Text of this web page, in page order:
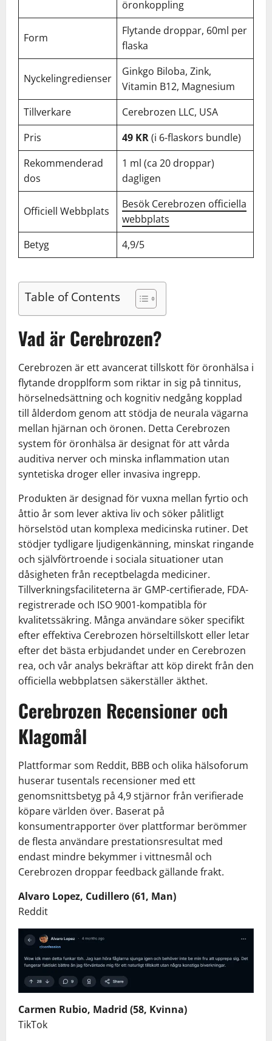
öronkoppling
Form
Flytande droppar, 60ml per
flaska
Nyckelingredienser
Ginkgo Biloba, Zink,
Vitamin B12, Magnesium
Tillverkare
Cerebrozen LLC, USA
Pris
49 KR(i 6-flaskors bundle)
Rekommenderad
dos
1 ml (ca 20 droppar)
dagligen
Officiell Webbplats
Besök Cerebrozen officiella
webbplats
Betyg
4,9/5
Table of Contents
Vad är Cerebrozen?
Cerebrozen är ett avancerat tillskott för öronhälsa i
flytande dropplform som riktar in sig på tinnitus,
hörselnedsättning och kognitiv nedgång kopplad
till ålderdom genom att stödja de neurala vägarna
mellan hjärnan och öronen. Detta Cerebrozen
system för öronhälsa är designat för att vårda
auditiva nerver och minska inflammation utan
syntetiska droger eller invasiva ingrepp.
Produkten är designad för vuxna mellan fyrtio och
åttio år som lever aktiva liv och söker pålitligt
hörselstöd utan komplexa medicinska rutiner. Det
stödjer tydligare ljudigenkänning, minskat ringande
och självförtroende i sociala situationer utan
dåsigheten från receptbelagda mediciner.
Tillverkningsfaciliteterna är GMP-certifierade, FDA-
registrerade och ISO 9001-kompatibla för
kvalitetssäkring. Många användare söker specifikt
efter effektiva Cerebrozen hörseltillskott eller letar
efter det bästa erbjudandet under en Cerebrozen
rea, och vår analys bekräftar att köp direkt från den
officiella webbplatsen säkerställer äkthet.
Cerebrozen Recensioner och
Klagomål
Plattformar som Reddit, BBB och olika hälsoforum
huserar tusentals recensioner med ett
genomsnittsbetyg på 4,9 stjärnor från verifierade
köpare världen över. Baserat på
konsumentrapporter över plattformar berömmer
de flesta användare prestationsresultat med
endast mindre bekymmer i vittnesmål och
Cerebrozen droppar feedback gällande frakt.
Alvaro Lopez, Cudillero (61, Man)
Reddit
Carmen Rubio, Madrid (58, Kvinna)
TikTok